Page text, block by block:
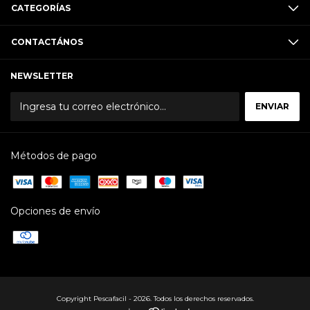
CATEGORÍAS
CONTACTÁNOS
NEWSLETTER
Métodos de pago
Opciones de envío
Copyright Pescafacil - 2026. Todos los derechos reservados.